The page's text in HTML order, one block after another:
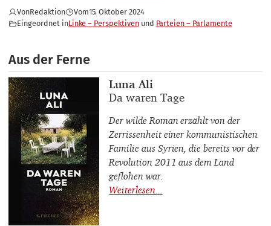
VonRedaktion Vom15. Oktober 2024
Eingeordnet inLinke – Perspektiven Parteien – Parlamente
Aus der Ferne
Buchautor_innen
Luna Ali
Buchtitel
Da waren Tage
Der wilde Roman erzählt von der
Zerrissenheit einer kommunistischen
Familie aus Syrien, die bereits vor der
Revolution 2011 aus dem Land
geflohen war.